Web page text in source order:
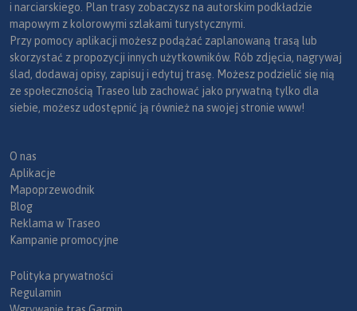
i narciarskiego. Plan trasy zobaczysz na autorskim podkładzie
mapowym z kolorowymi szlakami turystycznymi.
Przy pomocy aplikacji możesz podążać zaplanowaną trasą lub
skorzystać z propozycji innych użytkowników. Rób zdjęcia, nagrywaj
ślad, dodawaj opisy, zapisuj i edytuj trasę. Możesz podzielić się nią
ze społecznością Traseo lub zachować jako prywatną tylko dla
siebie, możesz udostępnić ją również na swojej stronie www!
O nas
Aplikacje
Mapoprzewodnik
Blog
Reklama w Traseo
Kampanie promocyjne
Polityka prywatności
Regulamin